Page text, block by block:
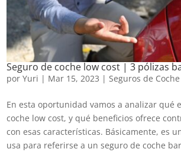
Seguro de coche low cost | 3 pólizas
porYuri | Mar 15, 2023 |Seguros de Coche
En esta oportunidad vamos a analizar qué
coche low cost, y qué beneficios ofrece
con esas características. Básicamente, es
usa para referirse a un seguro de coche